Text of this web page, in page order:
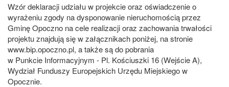
Wzór deklaracji udziału w projekcie oraz oświadczenie o
wyrażeniu zgody na dysponowanie nieruchomością przez
Gminę Opoczno na cele realizacji oraz zachowania trwałości
projektu znajdują się w załącznikach poniżej, na stronie
www.bip.opoczno.pl, a także są do pobrania
w Punkcie Informacyjnym - Pl. Kościuszki 16 (Wejście A),
Wydział Funduszy Europejskich Urzędu Miejskiego w
Opocznie.